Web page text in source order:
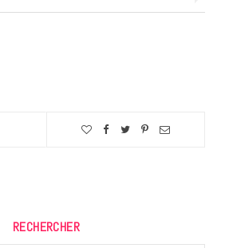
RECHERCHER